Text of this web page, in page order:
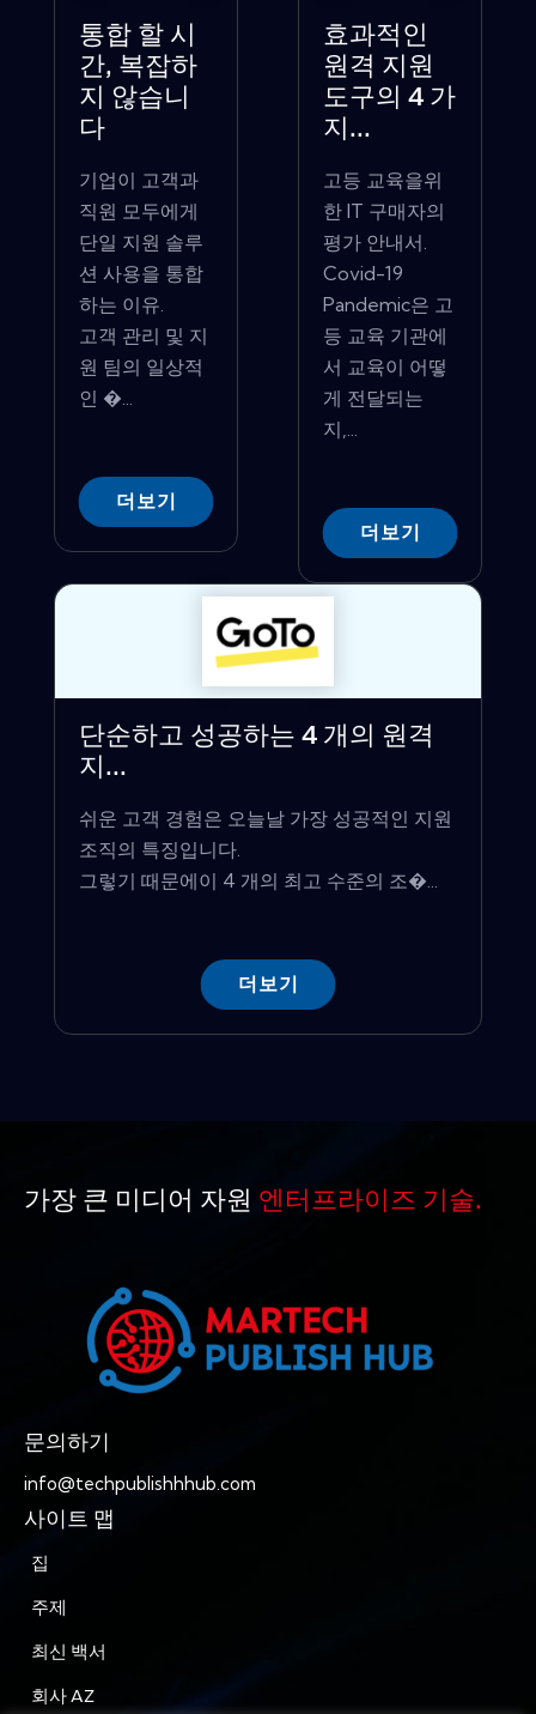
통합 할 시
간, 복잡하
지 않습니
다
기업이 고객과
직원 모두에게
단일 지원 솔루
션 사용을 통합
하는 이유.
고객 관리 및 지
원 팀의 일상적
인 �...
더보기
효과적인
원격 지원
도구의 4 가
지...
고등 교육을위
한 IT 구매자의
평가 안내서.
Covid-19
Pandemic은 고
등 교육 기관에
서 교육이 어떻
게 전달되는
지,...
더보기
단순하고 성공하는 4 개의 원격
지...
쉬운 고객 경험은 오늘날 가장 성공적인 지원
조직의 특징입니다.
그렇기 때문에이 4 개의 최고 수준의 조�...
더보기
가장 큰 미디어 자원 엔터프라이즈 기술.
문의하기
info@techpublishhhub.com
사이트 맵
집
주제
최신 백서
회사 AZ